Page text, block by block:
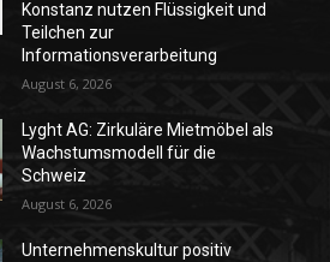
Konstanz nutzen Flüssigkeit und
Teilchen zur
Informationsverarbeitung
August 6, 2026
Lyght AG: Zirkuläre Mietmöbel als
Wachstumsmodell für die
Schweiz
August 6, 2026
Unternehmenskultur positiv